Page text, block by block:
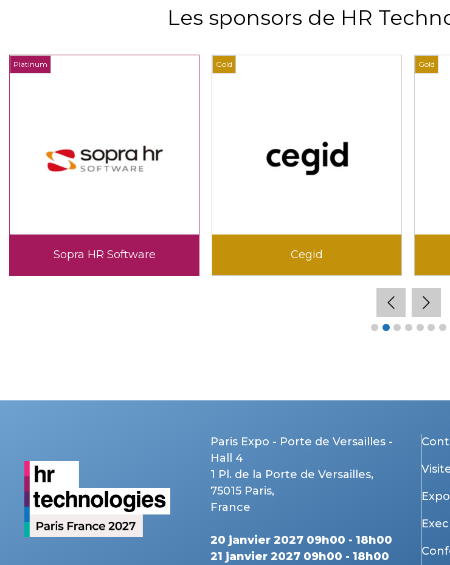
Les sponsors de HR
Platinum
Sopra HR Software
Gold
Cegid
Gold
Paris Expo - Porte de Versailles -
Hall 4
1 Pl. de la Porte de Versailles,
75015 Paris,
France
20 janvier 2027 09h00 - 18h00
21 janvier 2027 09h00 - 18h00